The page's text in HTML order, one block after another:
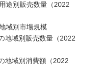
途別販売数量（2022
域別市場規模
地域別販売数量（2022
地域別消費額（2022